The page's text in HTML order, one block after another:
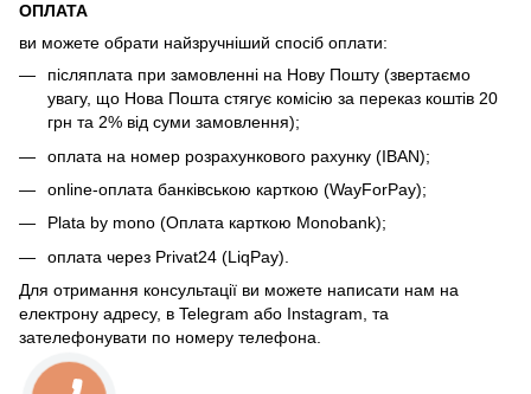
ОПЛАТА
ви можете обрати найзручніший спосіб оплати:
післяплата при замовленні на Нову Пошту (звертаємо
увагу, що Нова Пошта стягує комісію за переказ коштів 20
грн та 2% від суми замовлення);
оплата на номер розрахункового рахунку (IBAN);
online-оплата банківською карткою (WayForPay);
Plata by mono (Оплата карткою Monobank);
оплата через Privat24 (LiqPay).
Для отримання консультації ви можете написати нам на
електрону адресу, в Telegram або Instagram, та
зателефонувати по номеру телефона.